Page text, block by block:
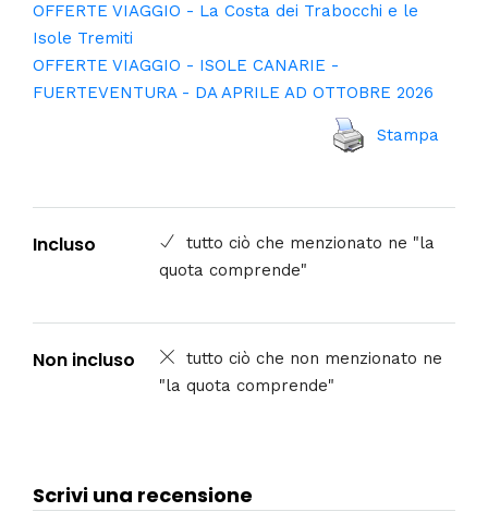
OFFERTE VIAGGIO - La Costa dei Trabocchi e le
Isole Tremiti
OFFERTE VIAGGIO - ISOLE CANARIE -
FUERTEVENTURA - DA APRILE AD OTTOBRE 2026
Stampa
Incluso
tutto ciò che menzionato ne "la
quota comprende"
Non incluso
tutto ciò che non menzionato ne
"la quota comprende"
Scrivi una recensione